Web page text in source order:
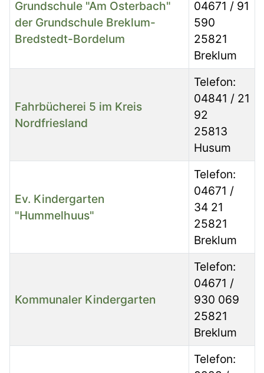
Grundschule "Am Osterbach"
der Grundschule Breklum-
Bredstedt-Bordelum
04671 / 91
590
25821
Breklum
Fahrbücherei 5 im Kreis
Nordfriesland
Telefon:
04841 / 21
92
25813
Husum
Ev. Kindergarten
"Hummelhuus"
Telefon:
04671 /
34 21
25821
Breklum
Kommunaler Kindergarten
Telefon:
04671 /
930 069
25821
Breklum
Telefon: